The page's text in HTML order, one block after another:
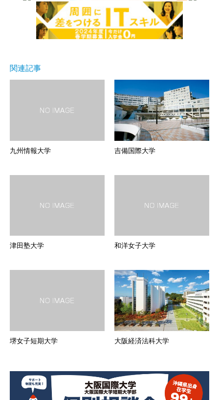
関連記事
九州情報大学 吉備国際大学
津田塾大学 和洋女子大学
堺女子短期大学 大阪経済法科大学